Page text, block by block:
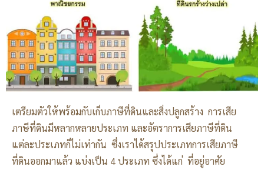
เตรียมตัวให้พร้อมกับเก็บภาษีที่ดินและสิ่งปลูกสร้าง การเสีย
ภาษีที่ดินมีหลากหลายประเภท และอัตราการเสียภาษีที่ดิน
แต่ละประเภทก็ไม่เท่ากัน ซึ่งเราได้สรุปประเภทการเสียภาษี
ที่ดินออกมาแล้ว แบ่งเป็น 4 ประเภท ซึ่งได้แก่ ที่อยู่อาศัย